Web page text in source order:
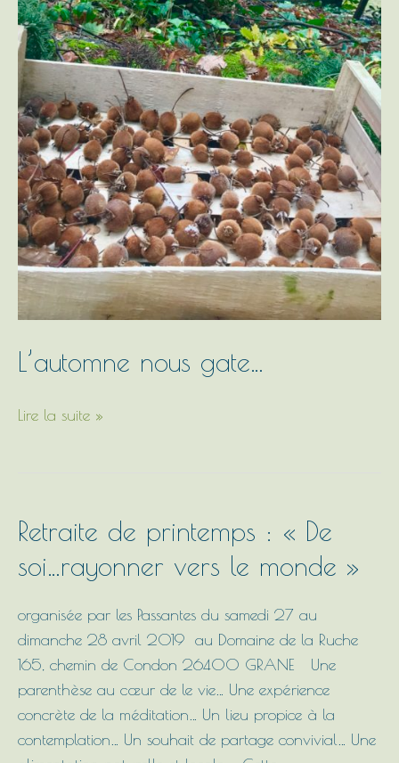
L’automne nous gate…
Lire la suite »
Retraite de printemps : « De
soi…rayonner vers le monde »
organisée par les Passantes du samedi 27 au
dimanche 28 avril 2019 au Domaine de la Ruche
165, chemin de Condon 26400 GRANE Une
parenthèse au cœur de le vie… Une expérience
concrète de la méditation… Un lieu propice à la
contemplation… Un souhait de partage convivial… Une
Retraite
printemps
« De
soi…
rayonner
vers
le
monde »